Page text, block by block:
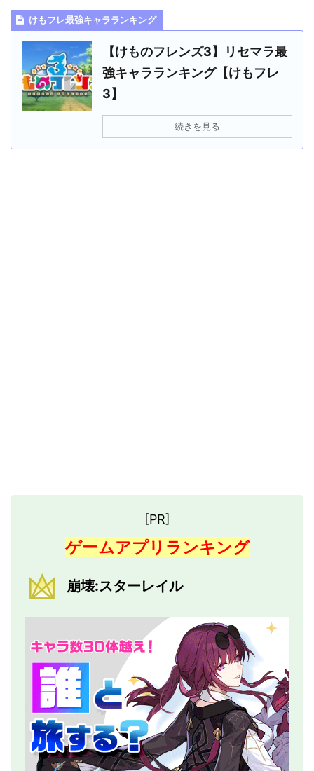
けもフレ最強キャラランキング
【けものフレンズ3】リセマラ最
強キャラランキング【けもフレ
3】
続きを見る
[PR]
ゲームアプリランキング
崩壊:スターレイル